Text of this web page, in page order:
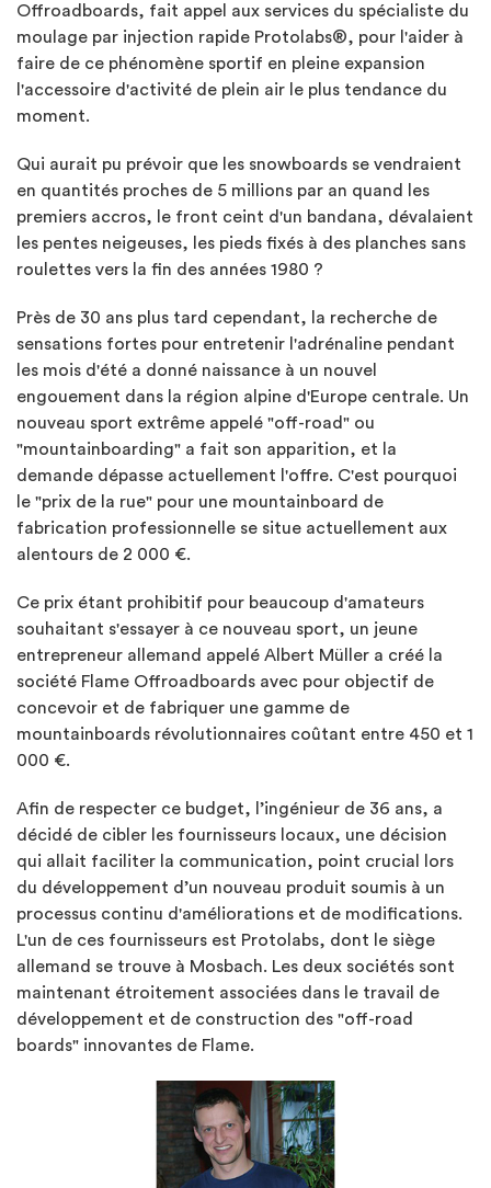
Offroadboards, fait appel aux services du spécialiste du
moulage par injection rapide Protolabs®, pour l'aider à
faire de ce phénomène sportif en pleine expansion
l'accessoire d'activité de plein air le plus tendance du
moment.
Qui aurait pu prévoir que les snowboards se vendraient
en quantités proches de 5 millions par an quand les
premiers accros, le front ceint d'un bandana, dévalaient
les pentes neigeuses, les pieds fixés à des planches sans
roulettes vers la fin des années 1980 ?
Près de 30 ans plus tard cependant, la recherche de
sensations fortes pour entretenir l'adrénaline pendant
les mois d'été a donné naissance à un nouvel
engouement dans la région alpine d'Europe centrale. Un
nouveau sport extrême appelé "off-road" ou
"mountainboarding" a fait son apparition, et la
demande dépasse actuellement l'offre. C'est pourquoi
le "prix de la rue" pour une mountainboard de
fabrication professionnelle se situe actuellement aux
alentours de 2 000 €.
Ce prix étant prohibitif pour beaucoup d'amateurs
souhaitant s'essayer à ce nouveau sport, un jeune
entrepreneur allemand appelé Albert Müller a créé la
société Flame Offroadboards avec pour objectif de
concevoir et de fabriquer une gamme de
mountainboards révolutionnaires coûtant entre 450 et 1
000 €.
Afin de respecter ce budget, l’ingénieur de 36 ans, a
décidé de cibler les fournisseurs locaux, une décision
qui allait faciliter la communication, point crucial lors
du développement d’un nouveau produit soumis à un
processus continu d'améliorations et de modifications.
L'un de ces fournisseurs est Protolabs, dont le siège
allemand se trouve à Mosbach. Les deux sociétés sont
maintenant étroitement associées dans le travail de
développement et de construction des "off-road
boards" innovantes de Flame.